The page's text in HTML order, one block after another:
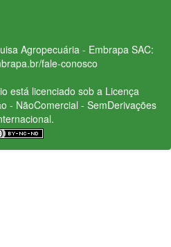
Agropecuária - Embrapa SAC:
fale-conosco
está licenciado sob a Licença
- NãoComercial - SemDerivações